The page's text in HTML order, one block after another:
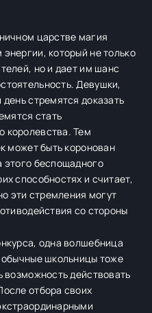
царстве магия
который не только
но и дает им шанс
Девушки,
стремятся доказать
стать
королевства. Тем
может быть коронован
этого беспощадного
способностях и считает,
эти стремления могут
со стороны
одна волшебница
школьницы тоже
возможность действовать
отбора своих